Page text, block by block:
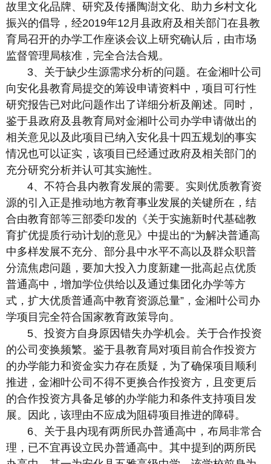
故里文化品牌、研究及传播陶澍文化、助力乡村文化
振兴的倡导，经2019年12月县政府及相关部门在县教
育局召开的办学工作座谈会议上研究确认后，由市场
监督管理局核准，完全合法合规。
3、关于缺少生源需求分析的问题。在金湘叶公司
向安化县教育局提交的筹设申请资料中，项目可行性
研究报告已对此问题作出了详细分析及阐述。同时，
鉴于县政府及县教育局对金湘叶公司办学申请做出的
相关意见以及此项目已纳入安化县十四五规划的事实
情况也可以证实，该项目已经通过政府及相关部门的
充分研究分析并认可其实施性。
4、不符合县内教育发展的需要。实则优质教育资
源的引入正是推动地方教育事业发展的关键所在，结
合由教育部等三部委印发的《关于实施新时代基础教
育扩优提质行动计划的意见》中提出的“为解决普通高
中多样发展不充分、部分县中水平不高以及群众职普
分流焦虑问题，要加大投入力度新建一批高起点优质
普通高中，增加学位供给以及通过集团化办学等方
式，扩大优质普通高中教育资源总量”，金湘叶公司办
学项目完全符合国家教育政策导向。
5、投资方自身原因错失办学机会。关于合作投资
的公司变换频繁。鉴于县教育局对项目前合作投资方
的办学能力和资金实力存在质疑，为了确保项目顺利
推进，金湘叶公司不得不更换合作投资方，且变更后
的合作投资方具备足够的办学能力和条件支持项目发
展。因此，该理由不应成为阻碍项目推进的障碍。
6、关于县内现有两所民办普通高中，布局非常合
理，已不宜再设立民办普通高中。其中提到的两所民